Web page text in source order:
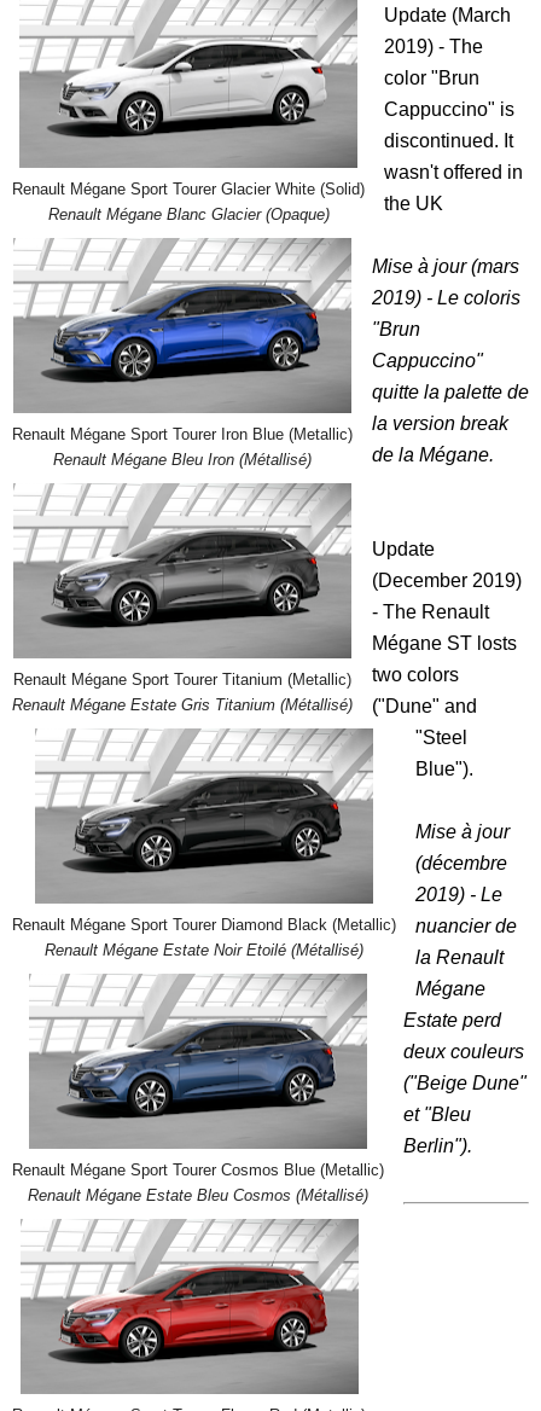
Renault Mégane Sport Tourer Glacier White (Solid)
Renault Mégane Blanc Glacier (Opaque)
Renault Mégane Sport Tourer Iron Blue (Metallic)
Renault Mégane Bleu Iron (Métallisé)
Renault Mégane Sport Tourer Titanium (Metallic)
Renault Mégane Estate Gris Titanium (Métallisé)
Renault Mégane Sport Tourer Diamond Black (Metallic)
Renault Mégane Estate Noir Etoilé (Métallisé)
Renault Mégane Sport Tourer Cosmos Blue (Metallic)
Renault Mégane Estate Bleu Cosmos (Métallisé)
Update (March
2019) - The
color "Brun
Cappuccino" is
discontinued. It
wasn't offered in
the UK
Mise à jour (mars
2019) - Le coloris
"Brun
Cappuccino"
quitte la palette de
la version break
de la Mégane.
Update
(December 2019)
- The Renault
Mégane ST losts
two colors
("Dune" and
"Steel
Blue").
Mise à jour
(décembre
2019) - Le
nuancier de
la Renault
Mégane
Estate perd
deux couleurs
("Beige Dune"
et "Bleu
Berlin").